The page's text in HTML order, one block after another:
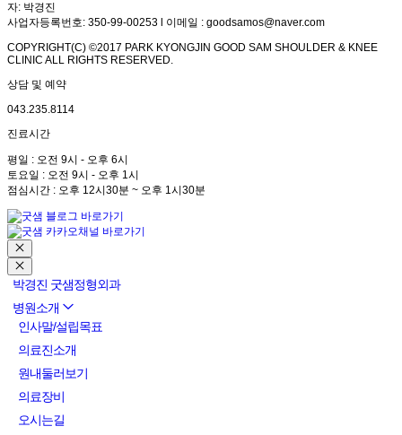
자: 박경진
사업자등록번호: 350-99-00253 l 이메일 : goodsamos@naver.com
COPYRIGHT(C) ©2017 PARK KYONGJIN GOOD SAM SHOULDER & KNEE
CLINIC ALL RIGHTS RESERVED.
상담 및 예약
043.235.8114
진료시간
평일 : 오전 9시 - 오후 6시
토요일 : 오전 9시 - 오후 1시
점심시간 : 오후 12시30분 ~ 오후 1시30분
박경진 굿샘정형외과
병원소개
인사말/설립목표
의료진소개
원내둘러보기
의료장비
오시는길